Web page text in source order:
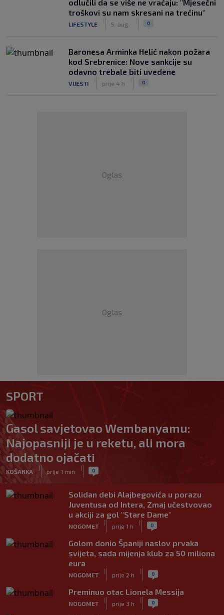
odlučili da se više ne vraćaju: "Mjesečni
troškovi su nam skresani na trećinu"
LIFESTYLE 5. aug. 0
Baronesa Arminka Helić nakon požara
kod Srebrenice: Nove sankcije su
odavno trebale biti uvedene
VIJESTI prije 4 h 0
Oglas
Oglas
SPORT
Gasol savjetovao Wembanyamu:
Najopasniji je u reketu, ali mora
dodatno ojačati
KOŠARKA
|
prije 1 min
| 0
Solidan debi Alajbegovića u porazu
Juventusa od Intera, Zmaj učestvovao
u akciji za gol "Stare Dame"
NOGOMET
|
prije 1 h
| 0
Golom donio Španiji naslov prvaka
svijeta, sada mijenja klub za 50 miliona
eura
NOGOMET
|
prije 2 h
| 0
Preminuo otac Lionela Messija
NOGOMET
|
prije 3 h
| 0